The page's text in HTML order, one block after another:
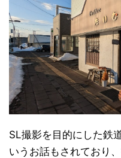
SL撮影を目的にした鉄
いうお話もされており